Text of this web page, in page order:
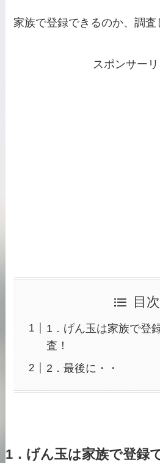
家族で登録できるのか、調
スポンサーリ
目次
1．げん玉は家族で登
査！
2．最後に・・
1．げん玉は家族で登録